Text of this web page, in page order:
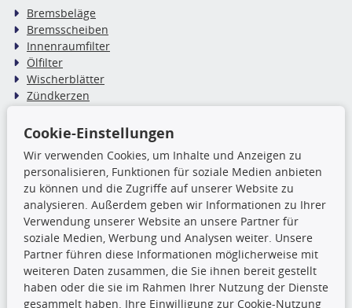
Bremsbeläge
Bremsscheiben
Innenraumfilter
Ölfilter
Wischerblätter
Zündkerzen
TecDoc Inside
Die hier angezeigten Daten,
insbesondere die gesamte Datenbank,
dürfen nicht kopiert werden. Es ist zu
unterlassen, die Daten oder die gesamte Datenbank ohne
vorherige Zustimmung TecDocs zu vervielfältigen, zu
verbreiten und/oder diese Handlungen durch Dritte ausführen
zu lassen. Ein Zuwiderhandeln stellt eine
Urheberrechtsverletzung dar und wird verfolgt.
Cookie-Einstellungen
Wir verwenden Cookies, um Inhalte und Anzeigen zu
personalisieren, Funktionen für soziale Medien anbieten
zu können und die Zugriffe auf unserer Website zu
analysieren. Außerdem geben wir Informationen zu Ihrer
Verwendung unserer Website an unsere Partner für
soziale Medien, Werbung und Analysen weiter. Unsere
Partner führen diese Informationen möglicherweise mit
weiteren Daten zusammen, die Sie ihnen bereit gestellt
haben oder die sie im Rahmen Ihrer Nutzung der Dienste
gesammelt haben. Ihre Einwilligung zur Cookie-Nutzung